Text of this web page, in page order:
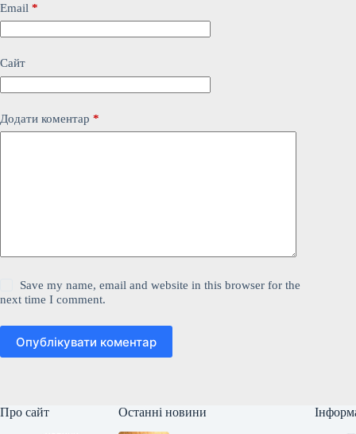
Email *
Сайт
Додати коментар *
Save my name, email and website in this browser for the
next time I comment.
Опублікувати коментар
Про сайт Останні новини